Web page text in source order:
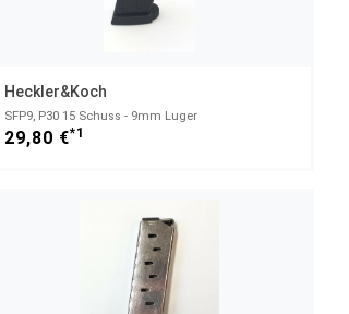
Heckler&Koch
SFP9, P30 15 Schuss - 9mm Luger
29,80 €*1